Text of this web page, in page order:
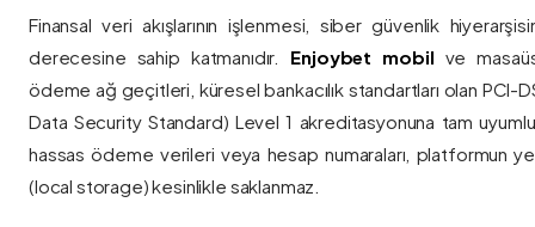
Finansal veri akışlarının işlenmesi, siber güvenlik
derecesine sahip katmanıdır. Enjoybet mobil ve
ödeme ağ geçitleri, küresel bankacılık standartları olan PCI-
Data Security Standard) Level 1 akreditasyonuna tam
hassas ödeme verileri veya hesap numaraları, platformun
(local storage) kesinlikle saklanmaz.